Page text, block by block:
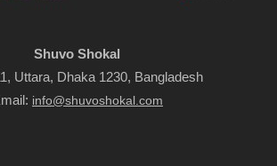
Shuvo Shokal
Uttara, Dhaka 1230, Bangladesh
info@shuvoshokal.com